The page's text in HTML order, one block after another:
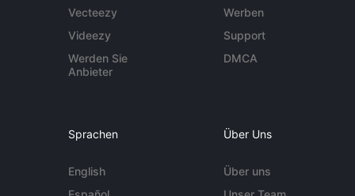
Vecteezy
Videezy
Werden Sie
Anbieter
Werben
Support
DMCA
Sprachen
English
Über Uns
Über uns